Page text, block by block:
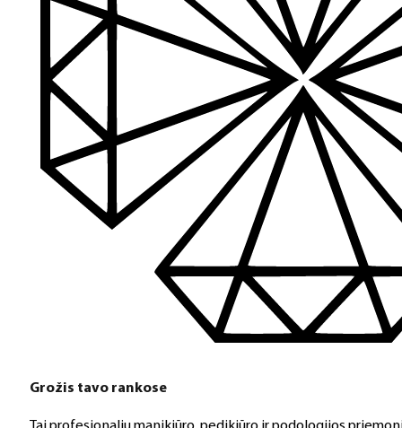
Platus prekių katalogas
Turime daugiau nei 3000 produktų visiems Jūsų poreikiams
PDF katalogas
Greitas pristatymas
Visus produktus turime vietoje ir pristatome visoje
Jeigu turite klausimų ar iškilo problemų su užsakymu, mus